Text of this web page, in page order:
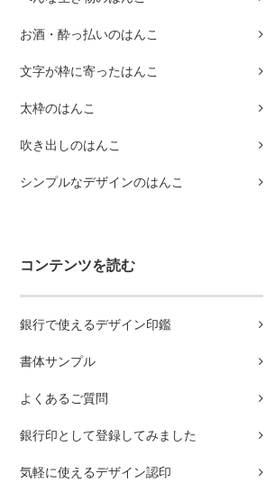
お酒・酔っ払いのはんこ
文字が枠に寄ったはんこ
太枠のはんこ
吹き出しのはんこ
シンプルなデザインのはんこ
コンテンツを読む
銀行で使えるデザイン印鑑
書体サンプル
よくあるご質問
銀行印として登録してみました
気軽に使えるデザイン認印